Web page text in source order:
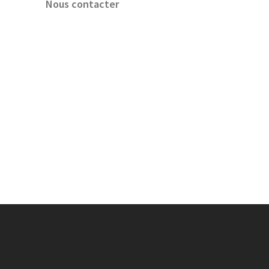
Nous contacter